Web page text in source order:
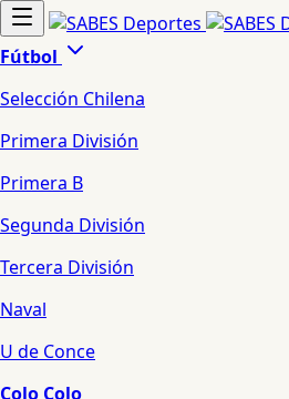
Fútbol
Selección Chilena
Primera División
Primera B
Segunda División
Tercera División
Naval
U de Conce
Colo Colo